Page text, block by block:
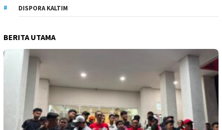
DISPORA KALTIM
BERITA UTAMA